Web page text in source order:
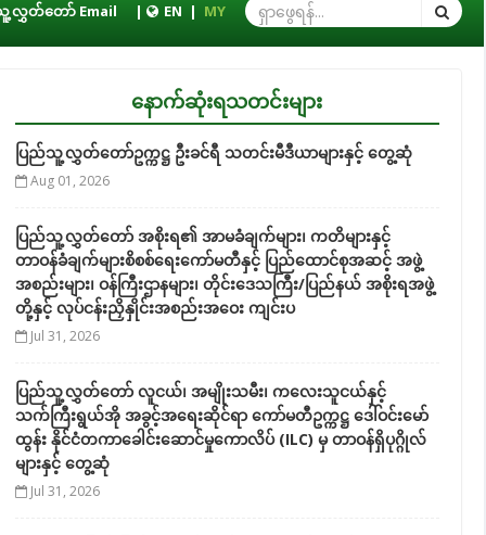
ါ်ဝင်းမော်ထွန်း နိုင်ငံတကာခေါင်းဆောင်မှုကောလိပ် (ILC) မှ တာဝန်ရှိပုဂ္ဂို
လွှတ်တော် Email | EN | MY
နောက်ဆုံးရသတင်းများ
ပြည်သူ့လွှတ်တော်ဥက္ကဋ္ဌ ဦးခင်ရီ သတင်းမီဒီယာများနှင့် တွေ့ဆုံ
Aug 01, 2026
ပြည်သူ့လွှတ်တော် အစိုးရ၏ အာမခံချက်များ၊ ကတိများနှင့်
တာဝန်ခံချက်များစိစစ်ရေးကော်မတီနှင့် ပြည်ထောင်စုအဆင့် အဖွဲ့
အစည်းများ၊ ဝန်ကြီးဌာနများ၊ တိုင်းဒေသကြီး/ပြည်နယ် အစိုးရအဖွဲ့
တို့နှင့် လုပ်ငန်းညှိနှိုင်းအစည်းအဝေး ကျင်းပ
Jul 31, 2026
ပြည်သူ့လွှတ်တော် လူငယ်၊ အမျိုးသမီး၊ ကလေးသူငယ်နှင့်
သက်ကြီးရွယ်အို အခွင့်အရေးဆိုင်ရာ ကော်မတီဥက္ကဋ္ဌ ဒေါ်ဝင်းမော်
ထွန်း နိုင်ငံတကာခေါင်းဆောင်မှုကောလိပ် (ILC) မှ တာဝန်ရှိပုဂ္ဂိုလ်
များနှင့် တွေ့ဆုံ
Jul 31, 2026